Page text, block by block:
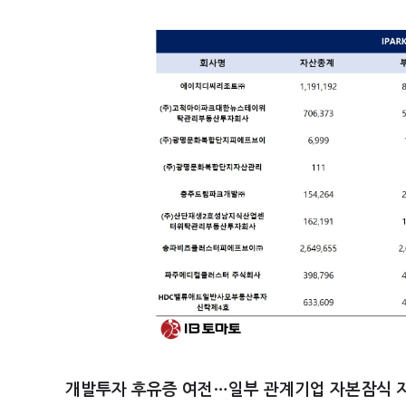
개발투자 후유증 여전…일부 관계기업 자본잠식